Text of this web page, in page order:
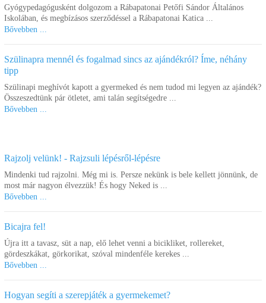
Kosárba
Kosárba
Gyógypedagógusként dolgozom a Rábapatonai Petőfi Sándor Általános
Iskolában, és megbízásos szerződéssel a Rábapatonai Katica ...
Bővebben ...
Szülinapra mennél és fogalmad sincs az ajándékról? Íme, néhány
tipp
Szülinapi meghívót kapott a gyermeked és nem tudod mi legyen az ajándék?
Összeszedtünk pár ötletet, ami talán segítségedre ...
Bővebben ...
Rajzolj velünk! - Rajzsuli lépésről-lépésre
Mindenki tud rajzolni. Még mi is. Persze nekünk is bele kellett jönnünk, de
most már nagyon élvezzük! És hogy Neked is ...
Bővebben ...
Bicajra fel!
Újra itt a tavasz, süt a nap, elő lehet venni a bicikliket, rollereket,
gördeszkákat, görkorikat, szóval mindenféle kerekes ...
Bővebben ...
Hogyan segíti a szerepjáték a gyermekemet?